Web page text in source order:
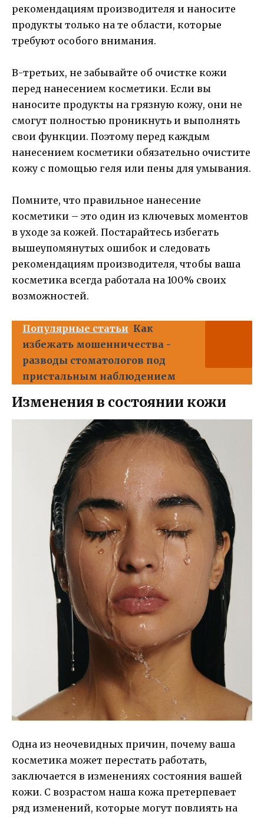
рекомендациям производителя и наносите
продукты только на те области, которые
требуют особого внимания.
В-третьих, не забывайте об очистке кожи
перед нанесением косметики. Если вы
наносите продукты на грязную кожу, они не
смогут полностью проникнуть и выполнять
свои функции. Поэтому перед каждым
нанесением косметики обязательно очистите
кожу с помощью геля или пены для умывания.
Помните, что правильное нанесение
косметики – это один из ключевых моментов
в уходе за кожей. Постарайтесь избегать
вышеупомянутых ошибок и следовать
рекомендациям производителя, чтобы ваша
косметика всегда работала на 100% своих
возможностей.
Популярные статьи Как
избежать мошенничества -
разводы стоматологов под
пристальным наблюдением
Изменения в состоянии кожи
Одна из неочевидных причин, почему ваша
косметика может перестать работать,
заключается в изменениях состояния вашей
кожи. С возрастом наша кожа претерпевает
ряд изменений, которые могут повлиять на